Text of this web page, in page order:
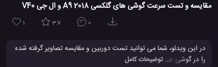
مقایسه و تست سرعت گوشی های گلکسی A9 2018 و ال جی V40
1 3.7 0
در این ویدئو، شما می توانید تست دوربین و مقایسه تصاویر گرفته شده
... توضیحات کامل